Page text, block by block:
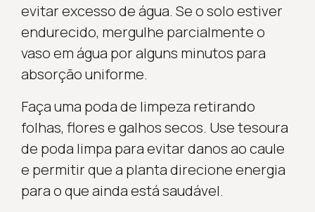
evitar excesso de água. Se o solo estiver
endurecido, mergulhe parcialmente o
vaso em água por alguns minutos para
absorção uniforme.
Faça uma poda de limpeza retirando
folhas, flores e galhos secos. Use tesoura
de poda limpa para evitar danos ao caule
e permitir que a planta direcione energia
para o que ainda está saudável.